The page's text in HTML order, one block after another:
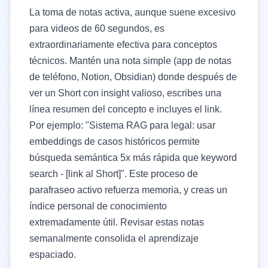
La toma de notas activa, aunque suene excesivo
para videos de 60 segundos, es
extraordinariamente efectiva para conceptos
técnicos. Mantén una nota simple (app de notas
de teléfono, Notion, Obsidian) donde después de
ver un Short con insight valioso, escribes una
línea resumen del concepto e incluyes el link.
Por ejemplo: "Sistema RAG para legal: usar
embeddings de casos históricos permite
búsqueda semántica 5x más rápida que keyword
search - [link al Short]". Este proceso de
parafraseo activo refuerza memoria, y creas un
índice personal de conocimiento
extremadamente útil. Revisar estas notas
semanalmente consolida el aprendizaje
espaciado.